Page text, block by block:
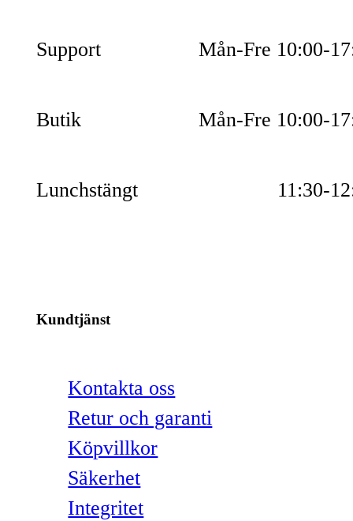
Support Mån-Fre 10:00-
Butik Mån-Fre 10:00-
Lunchstängt 11:30-
Kundtjänst
Kontakta oss
Retur och garanti
Köpvillkor
Säkerhet
Integritet